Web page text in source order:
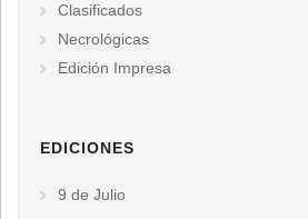
Clasificados
Necrológicas
Edición Impresa
EDICIONES
9 de Julio